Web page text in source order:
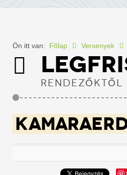
Ön itt van: Főlap Versenyek
RENDEZŐKTŐL